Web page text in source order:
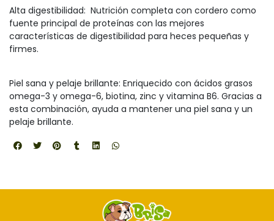
Alta digestibilidad: Nutrición completa con cordero como
fuente principal de proteínas con las mejores
características de digestibilidad para heces pequeñas y
firmes.
Piel sana y pelaje brillante: Enriquecido con ácidos grasos
omega-3 y omega-6, biotina, zinc y vitamina B6. Gracias a
esta combinación, ayuda a mantener una piel sana y un
pelaje brillante.